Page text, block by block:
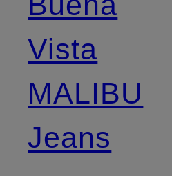
Vista
MALIBU
Jeans